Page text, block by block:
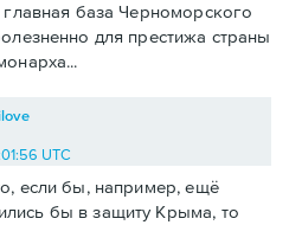
главная база Черноморского
для престижа страны
UTC
если бы, например, ещё
бы в защиту Крыма, то